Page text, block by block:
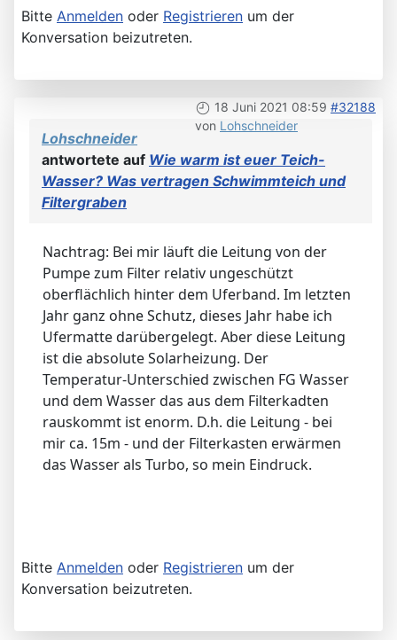
Bitte Anmelden oder Registrieren um der
Konversation beizutreten.
18 Juni 2021 08:59 #32188
von Lohschneider
Lohschneider
antwortete auf Wie warm ist euer Teich-
Wasser? Was vertragen Schwimmteich und
Filtergraben
Nachtrag: Bei mir läuft die Leitung von der
Pumpe zum Filter relativ ungeschützt
oberflächlich hinter dem Uferband. Im letzten
Jahr ganz ohne Schutz, dieses Jahr habe ich
Ufermatte darübergelegt. Aber diese Leitung
ist die absolute Solarheizung. Der
Temperatur-Unterschied zwischen FG Wasser
und dem Wasser das aus dem Filterkadten
rauskommt ist enorm. D.h. die Leitung - bei
mir ca. 15m - und der Filterkasten erwärmen
das Wasser als Turbo, so mein Eindruck.
Bitte Anmelden oder Registrieren um der
Konversation beizutreten.